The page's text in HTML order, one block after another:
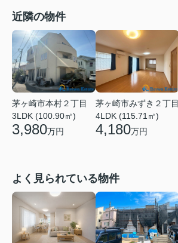
近隣の物件
茅ヶ崎市本村２丁目
3LDK (100.90㎡)
3,980万円
茅ヶ崎市みずき２丁目
4LDK (115.71㎡)
4,180万円
よく見られている物件